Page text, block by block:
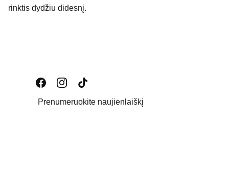
rinktis dydžiu didesnį.
Prenumeruokite naujienlaiškį